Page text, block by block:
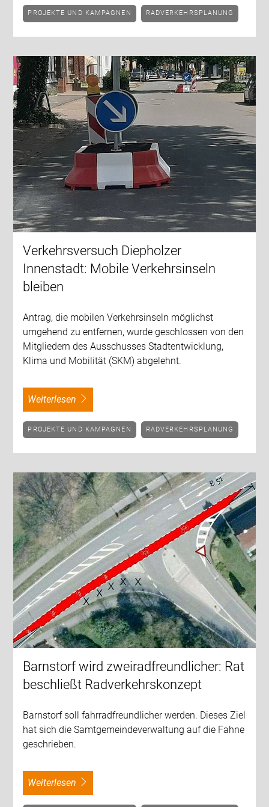
PROJEKTE UND KAMPAGNEN RADVERKEHRSPLANUNG
Verkehrsversuch Diepholzer
Innenstadt: Mobile Verkehrsinseln
bleiben
Antrag, die mobilen Verkehrsinseln möglichst
umgehend zu entfernen, wurde geschlossen von den
Mitgliedern des Ausschusses Stadtentwicklung,
Klima und Mobilität (SKM) abgelehnt.
weiterlesen
PROJEKTE UND KAMPAGNEN RADVERKEHRSPLANUNG
Barnstorf wird zweiradfreundlicher: Rat
beschließt Radverkehrskonzept
Barnstorf soll fahrradfreundlicher werden. Dieses Ziel
hat sich die Samtgemeindeverwaltung auf die Fahne
geschrieben.
weiterlesen